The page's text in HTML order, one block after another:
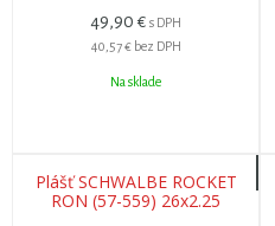
49,90 € s DPH
40,57 € bez DPH
Na sklade
Plášť SCHWALBE ROCKET
RON (57-559) 26x2.25